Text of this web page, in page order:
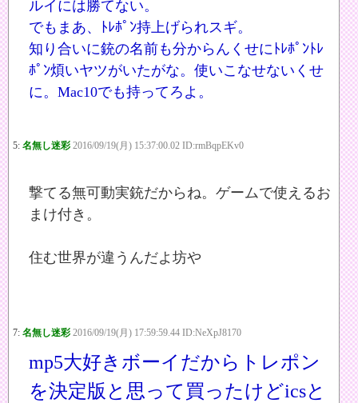
ルイには勝てない。
でもまあ、ﾄﾚﾎﾟﾝ持上げられスギ。
知り合いに銃の名前も分からんくせにﾄﾚﾎﾟﾝﾄﾚ
ﾎﾟﾝ煩いヤツがいたがな。使いこなせないくせ
に。Mac10でも持ってろよ。
5: 名無し迷彩 2016/09/19(月) 15:37:00.02 ID:rmBqpEKv0
撃てる無可動実銃だからね。ゲームで使えるお
まけ付き。
住む世界が違うんだよ坊や
7: 名無し迷彩 2016/09/19(月) 17:59:59.44 ID:NeXpJ8170
mp5大好きボーイだからトレポン
を決定版と思って買ったけどicsと